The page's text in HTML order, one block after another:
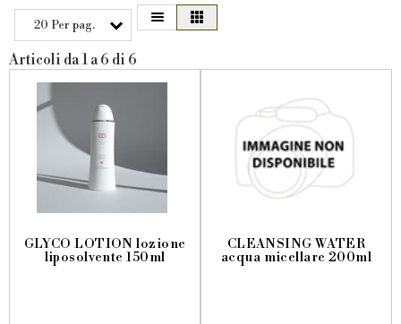
20 Per pag.
Articoli da 1 a 6 di 6
GLYCO LOTION lozione
liposolvente 150ml
CLEANSING WATER
acqua micellare 200ml